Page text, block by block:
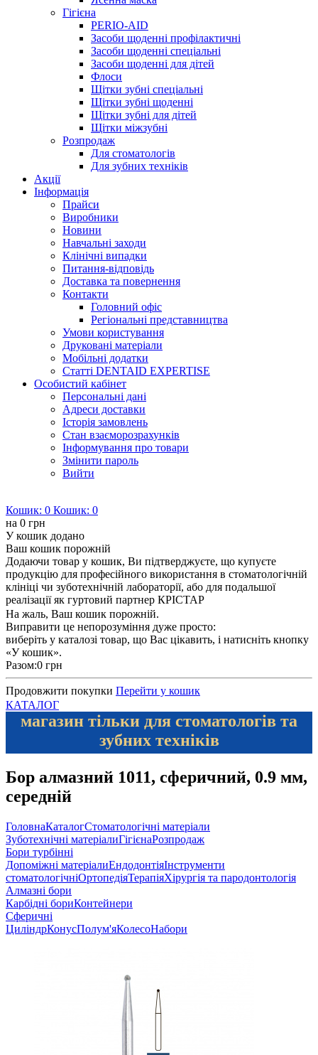
Гігієна
PERIO-AID
Засоби щоденні профілактичні
Засоби щоденні спеціальні
Засоби щоденні для дітей
Флоси
Щітки зубні спеціальні
Щітки зубні щоденні
Щітки зубні для дітей
Щітки міжзубні
Розпродаж
Для стоматологів
Для зубних техніків
Акції
Інформація
Прайси
Виробники
Новини
Навчальні заходи
Клінічні випадки
Питання-відповідь
Доставка та повернення
Контакти
Головний офіс
Регіональні представництва
Умови користування
Друковані матеріали
Мобільні додатки
Статті DENTAID EXPERTISE
Особистий кабінет
Персональні дані
Адреси доставки
Історія замовлень
Стан взаєморозрахунків
Інформування про товари
Змінити пароль
Вийти
Кошик: 0 Кошик: 0
на 0 грн
У кошик додано
Ваш кошик порожній
Додаючи товар у кошик, Ви підтверджуєте, що купуєте
продукцію для професійного використання в стоматологічній
клініці чи зуботехнічній лабораторії, або для подальшої
реалізації як гуртовий партнер КРІСТАР
На жаль, Ваш кошик порожній.
Виправити це непорозуміння дуже просто:
виберіть у каталозі товар, що Вас цікавить, і натисніть кнопку
«У кошик».
Разом:0 грн
Продовжити покупки Перейти у кошик
КАТАЛОГ
магазин тільки для стоматологів та
зубних техніків
Бор алмазний 1011, сферичний, 0.9 мм,
середній
ГоловнаКаталогСтоматологічні матеріали
Зуботехнічні матеріалиГігієнаРозпродаж
Бори турбінні
Допоміжні матеріалиЕндодонтіяІнструменти
стоматологічніОртопедіяТерапіяХірургія та пародонтологія
Алмазні бори
Карбідні бориКонтейнери
Сферичні
ЦиліндрКонусПолум'яКолесоНабори